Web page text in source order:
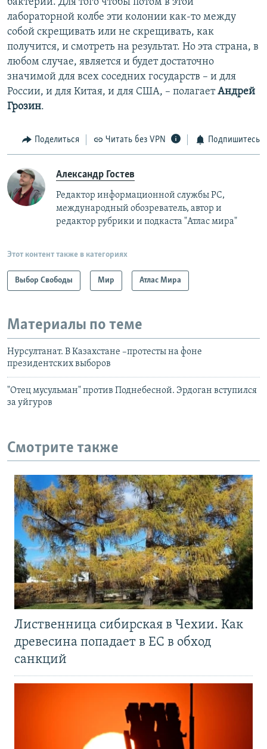
лабораторной колбе эти колонии как-то между
собой скрещивать или не скрещивать, как
получится, и смотреть на результат. Но эта страна, в
любом случае, является и будет достаточно
значимой для всех соседних государств – и для
России, и для Китая, и для США, – полагаетАндрей
Грозин.
Поделиться Читать без VPN Подпишитесь
Александр Гостев
Редактор информационной службы РС,
международный обозреватель, автор и
редактор рубрики и подкаста "Атлас мира"
Этот контент также в категориях
Выбор Свободы Мир Атлас Мира
Материалы по теме
Нурсултанат. В Казахстане –протесты на фоне
президентских выборов
"Отец мусульман" против Поднебесной. Эрдоган вступился
за уйгуров
Смотрите также
Лиственница сибирская в Чехии. Как
древесина попадает в ЕС в обход
санкций